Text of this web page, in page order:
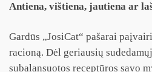
Antiena, vištiena, jautiena ar
Gardūs „JosiCat“ pašarai
racioną. Dėl geriausių
subalansuotos receptūros savo